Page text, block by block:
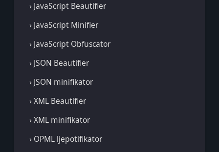
› JavaScript Beautifier
› JavaScript Minifier
› JavaScript Obfuscator
› JSON Beautifier
› JSON minifikator
› XML Beautifier
› XML minifikator
› OPML ljepotifikator